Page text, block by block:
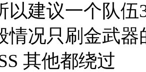
以建议一个队伍
情况只刷金武
其他都绕过